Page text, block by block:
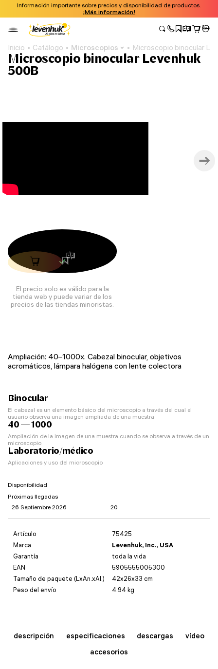
Información importante sobre precios y disponibilidad de productos.
¡Más información!
Inicio Catálogo Microscopios Microscopio binocular
Microscopio binocular Levenhuk
500B
El precio solo es válido para la
tienda web y puede variar de los
precios de las tiendas minoristas.
Ampliación: 40–1000x. Cabezal binocular, objetivos
acromáticos, lámpara halógena con lente colectora
Binocular
El cabezal es un elemento básico del microscopio a través del cual el
usuario observa una imagen ampliada de una muestra
40 — 1000
Ampliación de la imagen de una muestra cuando se observa a través de un
microscopio
Laboratorio/médico
Aplicaciones y uso del microscopio
Disponibilidad
Próximas llegadas
26 Septiembre 2026
20
Artículo
75425
Marca
Levenhuk, Inc., USA
Garantía
toda la vida
EAN
5905555005300
Tamaño de paquete (LxAn.xAl.)
42x26x33 cm
Peso del envío
4.94 kg
descripción especificaciones descargas
vídeo
accesorios